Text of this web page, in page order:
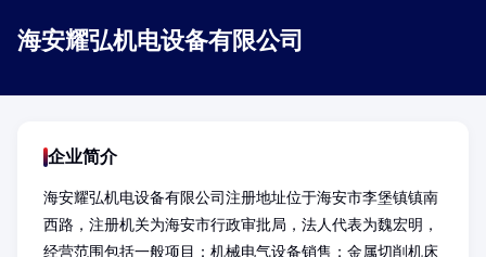
海安耀弘机电设备有限公司
企业简介
海安耀弘机电设备有限公司注册地址位于海安市李堡镇镇南
西路，注册机关为海安市行政审批局，法人代表为魏宏明，
经营范围包括一般项目：机械电气设备销售；金属切削机床